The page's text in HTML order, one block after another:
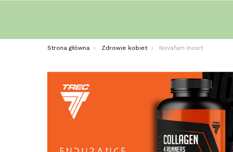
Jesteś tutaj:
Strona główna Zdrowie kobiet Novafam Inosit